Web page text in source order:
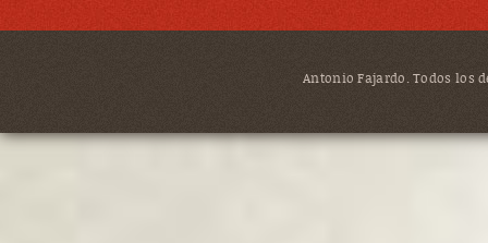
Antonio Fajardo. Todos los